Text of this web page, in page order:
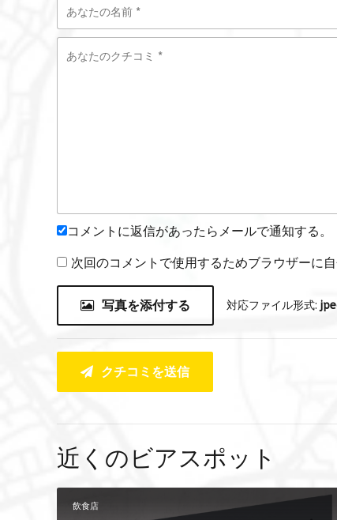
コメントに返信があったらメールで通知する。
次回のコメントで使用するためブラウザーに
写真を添付する 対応ファイル形式:
クチコミを送信
近くのビアスポット
飲食店